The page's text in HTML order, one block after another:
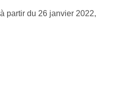
partir du 26 janvier 2022,